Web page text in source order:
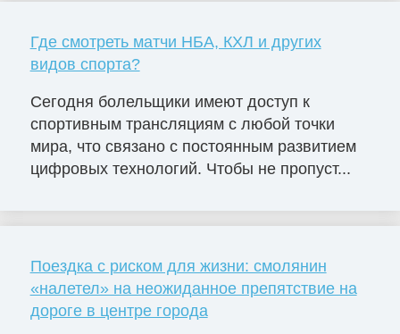
Где смотреть матчи НБА, КХЛ и других
видов спорта?
Сегодня болельщики имеют доступ к
спортивным трансляциям с любой точки
мира, что связано с постоянным развитием
цифровых технологий. Чтобы не пропуст...
Поездка с риском для жизни: смолянин
«налетел» на неожиданное препятствие на
дороге в центре города